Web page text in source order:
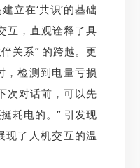
立在‘共识’的基础
互，直观诠释了具
关系” 的跨越。更
，检测到电量亏损
次对话前，可以先
耗电的。” 引发现
现了人机交互的温